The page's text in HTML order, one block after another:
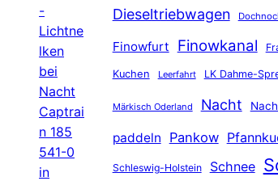
-
Lichtne
lken
bei
Nacht
Captrai
n 185
541-0
in
Dieseltriebwagen
Finowfurt Finowkanal
Kuchen Leerfahrt LK Dahme-
Märkisch Oderland Nacht
paddeln Pankow
Schleswig-Holstein Schnee